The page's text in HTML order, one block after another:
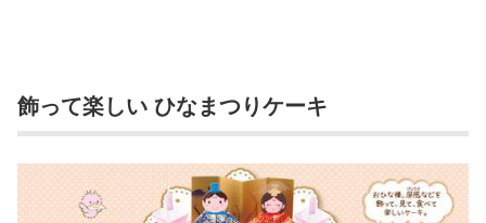
飾って楽しい ひなまつりケーキ